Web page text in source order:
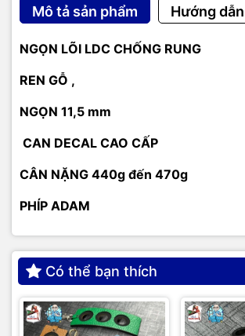
Mô tả sản phẩm Hướng
NGỌN LÕI LDC CHỐNG RUNG
REN GỖ ,
NGỌN 11,5 mm
CAN DECAL CAO CẤP
CÂN NẶNG 440g đến 470g
PHÍP ADAM
Có thể bạn thích